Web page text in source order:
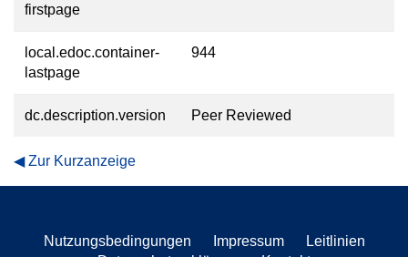
firstpage
local.edoc.container-
lastpage
944
dc.description.version Peer Reviewed
Zur Kurzanzeige
Nutzungsbedingungen Impressum
Leitlinien